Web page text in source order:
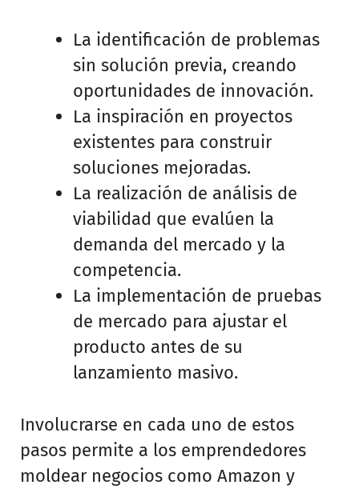
La identificación de problemas
sin solución previa, creando
oportunidades de innovación.
La inspiración en proyectos
existentes para construir
soluciones mejoradas.
La realización de análisis de
viabilidad que evalúen la
demanda del mercado y la
competencia.
La implementación de pruebas
de mercado para ajustar el
producto antes de su
lanzamiento masivo.
Involucrarse en cada uno de estos
pasos permite a los emprendedores
moldear negocios como Amazon y